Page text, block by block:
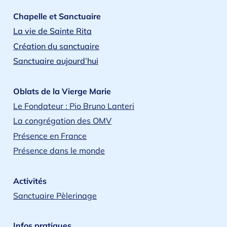
toi dont témoignent les martyrs ;
c’est toi que par le monde entier
l’Église annonce et reconnaît.
Dieu, nous t’adorons :
Fils éternel et bien-aimé,
Esprit de puissance et de paix.
Christ, le Fils du Dieu vivant,
le Seigneur de la gloire,
tu n’as pas craint de prendre chair
pour libérer l’humanité captive.
Chapelle et Sanctuaire
La vie de Sainte Rita
Création du sanctuaire
Sanctuaire aujourd’hui
Oblats de la Vierge Marie
Le Fondateur : Pio Bruno Lanteri
La congrégation des OMV
Présence en France
Présence dans le monde
Activités
Sanctuaire Pèlerinage